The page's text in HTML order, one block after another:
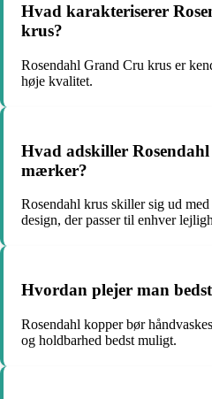
Hvad karakteriserer
krus?
Rosendahl Grand Cru krus er
høje kvalitet.
Hvad adskiller
mærker?
Rosendahl krus skiller sig ud
design, der passer til enhver
Hvordan plejer man
Rosendahl kopper bør
og holdbarhed bedst muligt.